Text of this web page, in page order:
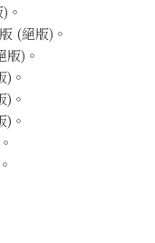
。
(絕版)。
)。
。
。
。